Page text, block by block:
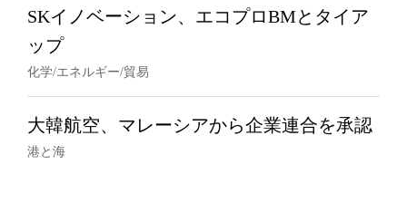
SKイノベーション、エコプロBMとタイア
ップ
化学/エネルギー/貿易
大韓航空、マレーシアから企業連合を承認
港と海